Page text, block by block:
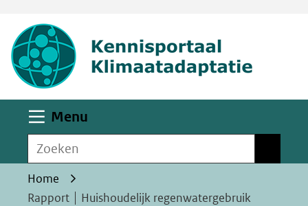
op
deze
website
worden
toegestaan
geweigerd.
Menu
Zoeken
Home
Rapport │ Huishoudelijk regenwatergebruik